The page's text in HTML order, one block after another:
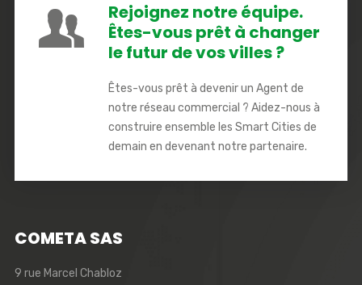
Rejoignez notre équipe.
Êtes-vous prêt à changer
le futur de vos villes ?
Êtes-vous prêt à devenir un Agent de
notre réseau commercial ? Aidez-nous à
construire ensemble les Smart Cities de
demain en devenant notre partenaire.
COMETA SAS
9 rue Marcel Chabloz